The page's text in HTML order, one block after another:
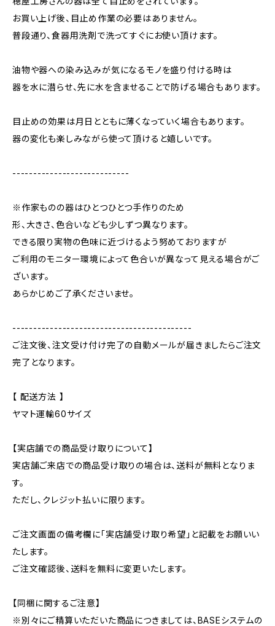
お買い上げ後、目止め作業の必要はありません。
普段通り、食器用洗剤で洗ってすぐにお使い頂けます。
油物や器への染み込みが気になるモノを盛り付ける時は
器を水に潜らせ、先に水を含ませることで防げる場合もあります。
目止めの効果は月日とともに薄くなっていく場合もあります。
器の変化も楽しみながら使って頂けると嬉しいです。
----------------------------
※作家ものの器はひとつひとつ手作りのため
形、大きさ、色合いなども少しずつ異なります。
できる限り実物の色味に近づけるよう努めておりますが
ご利用のモニター環境によって色合いが異なって見える場合がご
ざいます。
あらかじめご了承くださいませ。
-------------------------------------------
ご注文後、注文受け付け完了の自動メールが届きましたらご注文
完了となります。
【 配送方法 】
ヤマト運輸60サイズ
【実店舗での商品受け取りについて】
実店舗ご来店での商品受け取りの場合は、送料が無料となりま
す。
ただし、クレジット払いに限ります。
ご注文画面の備考欄に「実店舗受け取り希望」と記載をお願いい
たします。
ご注文確認後、送料を無料に変更いたします。
【同梱に関するご注意】
※別々にご精算いただいた商品につきましては、BASEシステムの